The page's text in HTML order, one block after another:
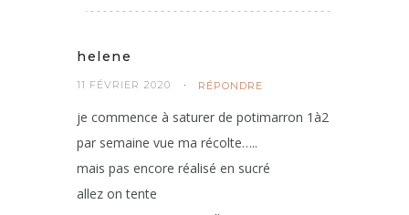
helene
11 FÉVRIER 2020 RÉPONDRE
je commence à saturer de potimarron 1à2
par semaine vue ma récolte…..
mais pas encore réalisé en sucré
allez on tente